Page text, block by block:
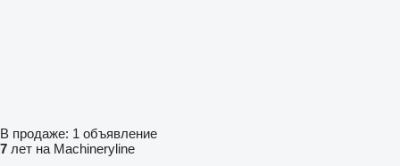
В продаже: 1 объявление
7 лет на Machineryline